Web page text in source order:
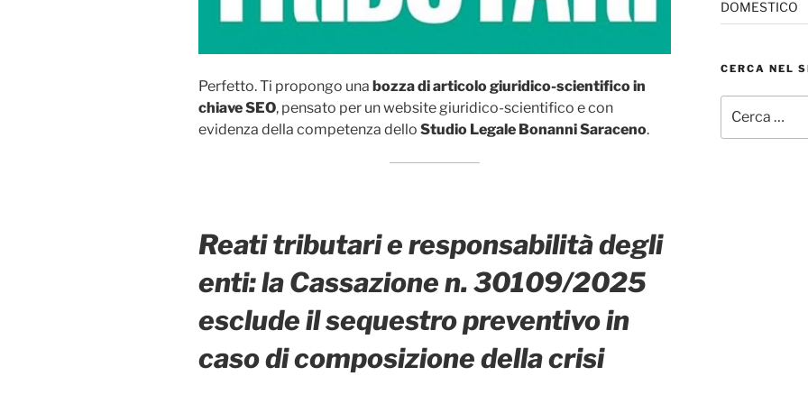
Perfetto. Ti propongo una bozza di articolo giuridico-scientifico in
chiave SEO, pensato per un website giuridico-scientifico e con
evidenza della competenza dello Studio Legale Bonanni Saraceno.
Reati tributari e responsabilità degli
enti: la Cassazione n. 30109/2025
esclude il sequestro preventivo in
caso di composizione della crisi
DOMESTICO
CERCA NEL